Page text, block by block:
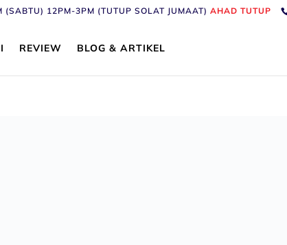
12PM-3PM (TUTUP SOLAT JUMAAT)AHAD TUTUP
REVIEW BLOG & ARTIKEL